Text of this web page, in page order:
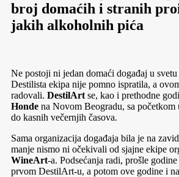
broj domaćih i stranih
jakih alkoholnih pića
Ne postoji ni jedan domaći događaj u
Destilista ekipa nije pomno ispratila, a
radovali. DestilArt se, kao i prethodne
Honde na Novom Beogradu, sa početkom
do kasnih večernjih časova.
Sama organizacija događaja bila je na
manje nismo ni očekivali od sjajne ekipe
WineArt-a. Podsećanja radi, prošle
prvom DestilArt-u, a potom ove godine i